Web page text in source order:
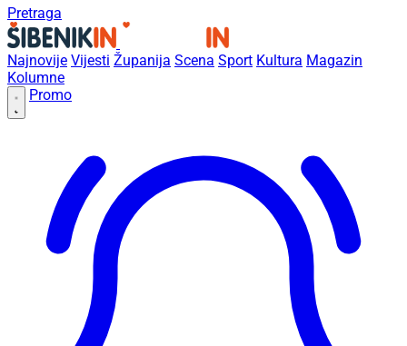
Pretraga
Najnovije Vijesti Županija Scena Sport Kultura Magazin
Kolumne
Promo